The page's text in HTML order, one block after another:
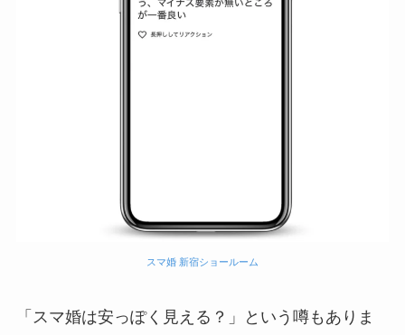
スマ婚 新宿ショールーム
「スマ婚は安っぽく見える？」という噂もありま